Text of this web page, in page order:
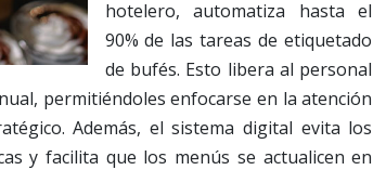
hotelero, automatiza hasta el
90% de las tareas de etiquetado
de bufés. Esto libera al personal
permitiéndoles enfocarse en la atención
Además, el sistema digital evita los
y facilita que los menús se actualicen en